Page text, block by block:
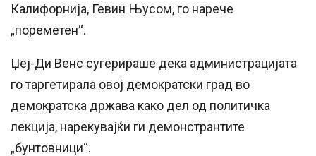
Калифорнија, Гевин Њусом, го нарече
„пореметен“.
Џеј-Ди Венс сугерираше дека администрацијата
го таргетирала овој демократски град во
демократска држава како дел од политичка
лекција, нарекувајќи ги демонстрантите
„бунтовници“.